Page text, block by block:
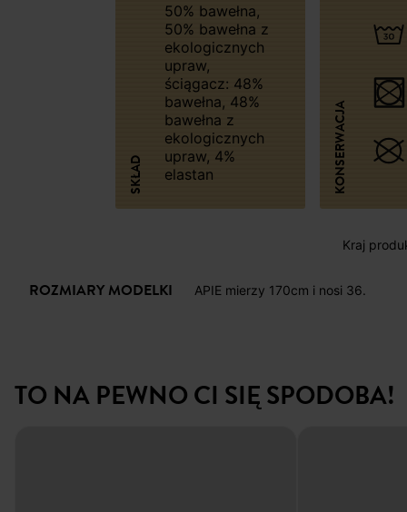
SKŁAD
50% bawełna,
50% bawełna z
ekologicznych
upraw,
ściągacz: 48%
bawełna, 48%
bawełna z
ekologicznych
upraw, 4%
elastan
KONSERWACJA
Kraj
ROZMIARY MODELKI APIE mierzy 170cm i nosi 36.
TO NA PEWNO CI SIĘ SPODOBA!